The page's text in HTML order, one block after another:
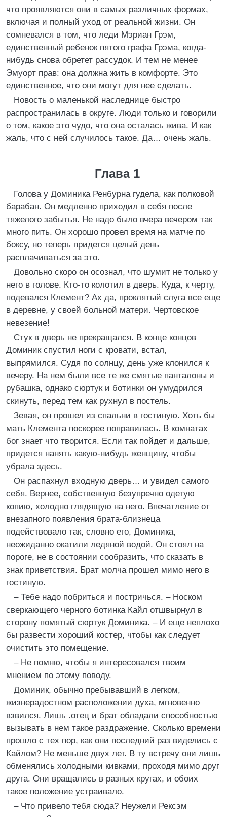
что проявляются они в самых различных формах,
включая и полный уход от реальной жизни. Он
сомневался в том, что леди Мэриан Грэм,
единственный ребенок пятого графа Грэма, когда-
нибудь снова обретет рассудок. И тем не менее
Эмуорт прав: она должна жить в комфорте. Это
единственное, что они могут для нее сделать.
Новость о маленькой наследнице быстро
распространилась в округе. Люди только и говорили
о том, какое это чудо, что она осталась жива. И как
жаль, что с ней случилось такое. Да… очень жаль.
Глава 1
Голова у Доминика Ренбурна гудела, как полковой
барабан. Он медленно приходил в себя после
тяжелого забытья. Не надо было вчера вечером так
много пить. Он хорошо провел время на матче по
боксу, но теперь придется целый день
расплачиваться за это.
Довольно скоро он осознал, что шумит не только у
него в голове. Кто-то колотил в дверь. Куда, к черту,
подевался Клемент? Ах да, проклятый слуга все еще
в деревне, у своей больной матери. Чертовское
невезение!
Стук в дверь не прекращался. В конце концов
Доминик спустил ноги с кровати, встал,
выпрямился. Судя по солнцу, день уже клонился к
вечеру. На нем были все те же смятые панталоны и
рубашка, однако сюртук и ботинки он умудрился
скинуть, перед тем как рухнул в постель.
Зевая, он прошел из спальни в гостиную. Хоть бы
мать Клемента поскорее поправилась. В комнатах
бог знает что творится. Если так пойдет и дальше,
придется нанять какую-нибудь женщину, чтобы
убрала здесь.
Он распахнул входную дверь… и увидел самого
себя. Вернее, собственную безупречно одетую
копию, холодно глядящую на него. Впечатление от
внезапного появления брата-близнеца
подействовало так, словно его, Доминика,
неожиданно окатили ледяной водой. Он стоял на
пороге, не в состоянии сообразить, что сказать в
знак приветствия. Брат молча прошел мимо него в
гостиную.
– Тебе надо побриться и постричься. – Носком
сверкающего черного ботинка Кайл отшвырнул в
сторону помятый сюртук Доминика. – И еще неплохо
бы развести хороший костер, чтобы как следует
очистить это помещение.
– Не помню, чтобы я интересовался твоим
мнением по этому поводу.
Доминик, обычно пребывавший в легком,
жизнерадостном расположении духа, мгновенно
взвился. Лишь .отец и брат обладали способностью
вызывать в нем такое раздражение. Сколько времени
прошло с тех пор, как они последний раз виделись с
Кайлом? Не меньше двух лет. В ту встречу они лишь
обменялись холодными кивками, проходя мимо друг
друга. Они вращались в разных кругах, и обоих
такое положение устраивало.
– Что привело тебя сюда? Неужели Рексэм